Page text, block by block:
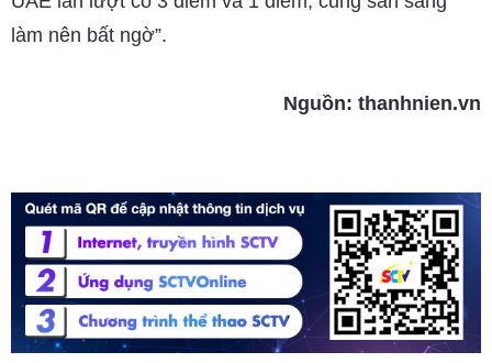
làm nên bất ngờ”.
Nguồn: thanhnien.vn